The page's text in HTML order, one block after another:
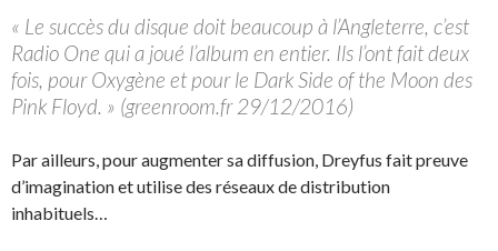
« Le succès du disque doit beaucoup à l’Angleterre, c’est
Radio One qui a joué l’album en entier. Ils l’ont fait deux
fois, pour Oxygène et pour le Dark Side of the Moon des
Pink Floyd. » (greenroom.fr 29/12/2016)
Par ailleurs, pour augmenter sa diffusion, Dreyfus fait preuve
d’imagination et utilise des réseaux de distribution
inhabituels…